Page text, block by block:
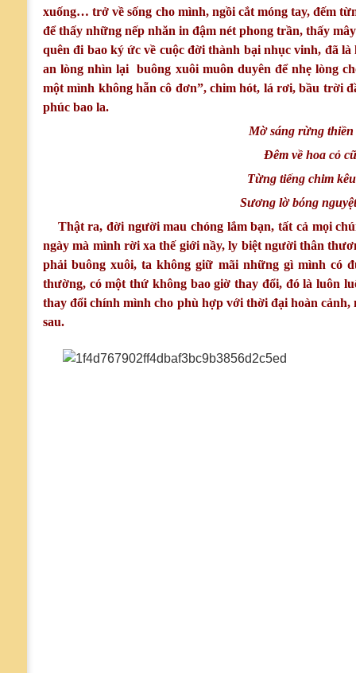
xuống… trở về sống cho mình, ngồi cắt móng tay, đếm
để thấy những nếp nhăn in đậm nét phong trần, thấy
quên đi bao ký ức về cuộc đời thành bại nhục vinh, đã
an lòng nhìn lại buông xuôi muôn duyên để nhẹ lòng
một mình không hẵn cô đơn”, chim hót, lá rơi, bầu trời
phúc bao la.
Mờ sáng rừng
Đêm về hoa cỏ
Từng tiếng chim
Sương lờ bóng
Thật ra, đời người mau chóng lắm bạn, tất cả mọi
ngày mà mình rời xa thế giới nầy, ly biệt người thân
phải buông xuôi, ta không giữ mãi những gì mình có
thường, có một thứ không bao giờ thay đổi, đó là luôn
thay đổi chính mình cho phù hợp với thời đại hoàn
sau.